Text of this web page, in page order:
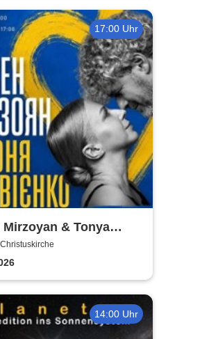
17:00 Uhr
Mirzoyan & Tonya
- Benefizkonzert
14:00 Uhr